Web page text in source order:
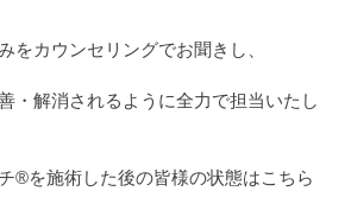
をカウンセリングでお聞きし、
・解消されるように全力で担当いたし
®を施術した後の皆様の状態はこちら